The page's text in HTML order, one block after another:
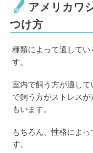
アメリカワ
つけ方
種類によって適して
す。
室内で飼う方が適し
で飼う方がストレス
もいます。
もちろん、性格によ
す。